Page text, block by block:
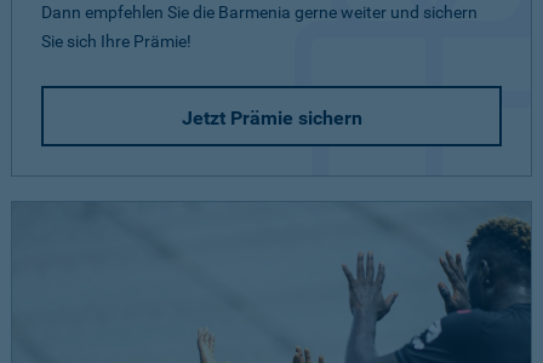
Dann empfehlen Sie die Barmenia gerne weiter und sichern
Sie sich Ihre Prämie!
Jetzt Prämie sichern